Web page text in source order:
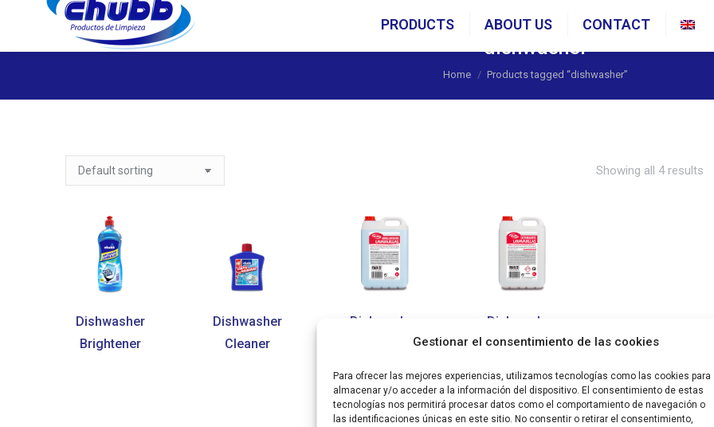
Gestionar el consentimiento de las cookies
Para ofrecer las mejores experiencias, utilizamos tecnologías como las cookies para
almacenar y/o acceder a la información del dispositivo. El consentimiento de estas
tecnologías nos permitirá procesar datos como el comportamiento de navegación o
las identificaciones únicas en este sitio. No consentir o retirar el consentimiento,
PRODUCTS ABOUT US CONTACT
dishwasher
You are here:
Home Products tagged “dishwasher”
Showing all 4 results
Dishwasher
Brightener
Dishwasher
Cleaner
Dishwasher
Rinse Aid 5L
Dishwasher
Liquid 5L